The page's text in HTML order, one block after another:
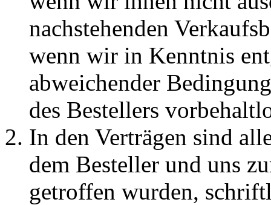
nachstehenden
wenn wir in Kenntnis
abweichender
des Bestellers
In den Verträgen sind
dem Besteller und uns
getroffen wurden,